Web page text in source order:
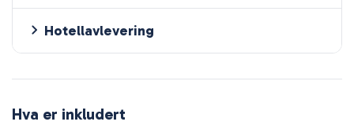
Hotellavlevering
Hva er inkludert